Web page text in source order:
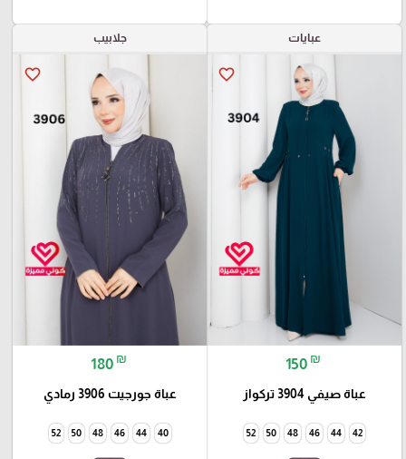
عبايات
favorite_border
150 ₪
عباة صيفي 3904 تركواز
42
44
46
48
50
52
جلابيب
favorite_border
180 ₪
عباة جورجيت 3906 رمادي
40
44
46
48
50
52